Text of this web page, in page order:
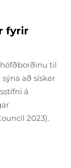
fyrir
til
að sísker
á
2023).